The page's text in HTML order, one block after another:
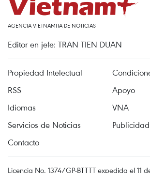
AGENCIA VIETNAMITA DE NOTICIAS
Editor en jefe: TRAN TIEN DUAN
Propiedad Intelectual
RSS
Apoyo
Idiomas
VNA
Servicios de Noticias
Publicidad
Contacto
Licencia No. 1374/GP-BTTTT expedida el 11